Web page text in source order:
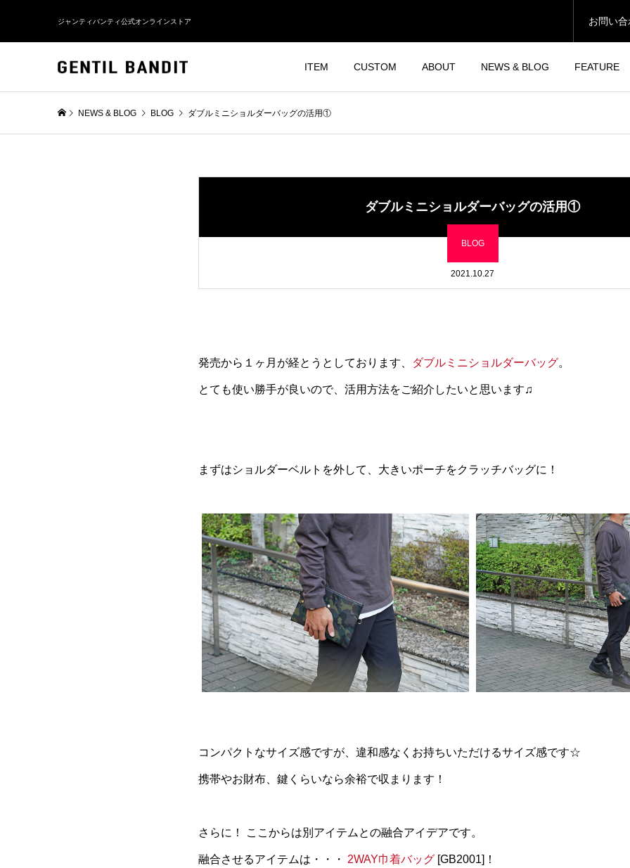
ジャンティバンティ公式オンラインストア お問い
ITEM CUSTOM ABOUT NEWS & BLOG FEATURE
NEWS & BLOG BLOG ダブルミニショルダーバッグの活用①
ダブルミニショルダーバッグの活用①
BLOG
2021.10.27
発売から１ヶ月が経とうとしております、 ダブルミニショルダーバッグ。
とても使い勝手が良いので、活用方法をご紹介したいと思います♫
まずはショルダーベルトを外して、大きいポーチをクラッチバッグに！
コンパクトなサイズ感ですが、違和感なくお持ちいただけるサイズ感です☆
携帯やお財布、鍵くらいなら余裕で収まります！
さらに！ ここからは別アイテムとの融合アイデアです。
融合させるアイテムは・・・ 2WAY巾着バッグ [GB2001]！